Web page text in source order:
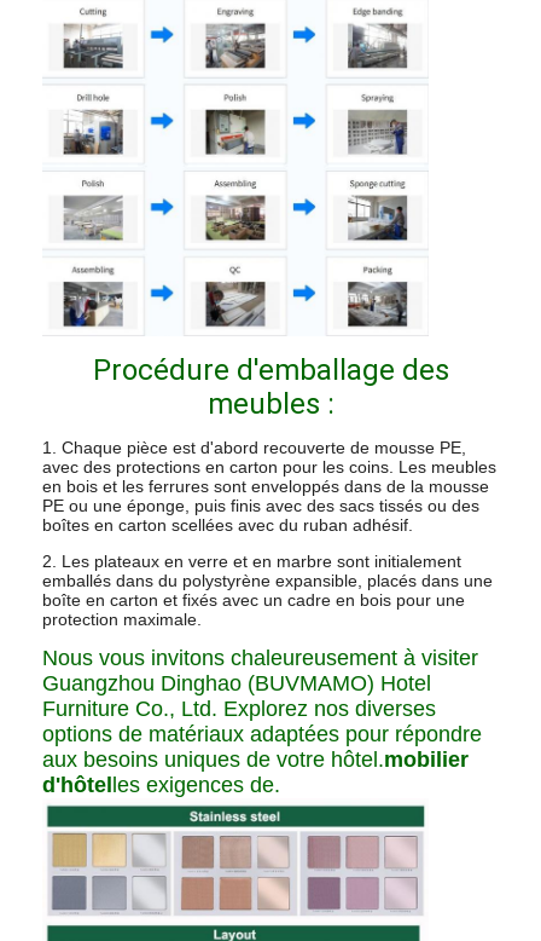
Procédure d'emballage des
meubles :
1. Chaque pièce est d'abord recouverte de mousse PE,
avec des protections en carton pour les coins. Les meubles
en bois et les ferrures sont enveloppés dans de la mousse
PE ou une éponge, puis finis avec des sacs tissés ou des
boîtes en carton scellées avec du ruban adhésif.
2. Les plateaux en verre et en marbre sont initialement
emballés dans du polystyrène expansible, placés dans une
boîte en carton et fixés avec un cadre en bois pour une
protection maximale.
Nous vous invitons chaleureusement à visiter
Guangzhou Dinghao (BUVMAMO) Hotel
Furniture Co., Ltd. Explorez nos diverses
options de matériaux adaptées pour répondre
aux besoins uniques de votre hôtel.mobilier
d'hôtelles exigences de.